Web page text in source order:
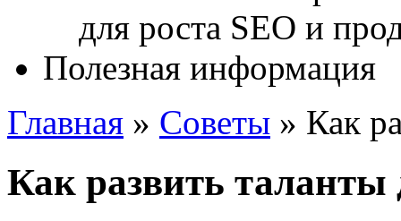
Полезная информация
Главная » Советы » Как
Как развить таланты